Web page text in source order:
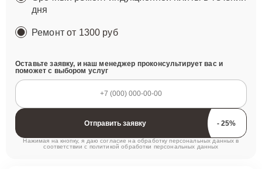
дня
Ремонтот 1300 руб
Оставьте заявку, и наш менеджер проконсультирует вас и
поможет с выбором услуг
Отправить заявку
Нажимая на кнопку, я даю согласие на обработку персональных данных в
соответствии с политикой обработки персональных данных